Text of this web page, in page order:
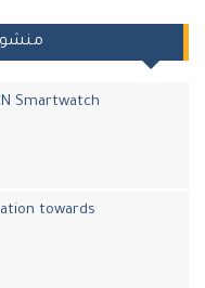
منشورات
Smartwatch
towards